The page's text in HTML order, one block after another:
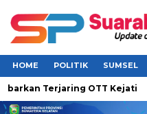
HOME POLITIK SUMSEL
Terjaring OTT Kejati